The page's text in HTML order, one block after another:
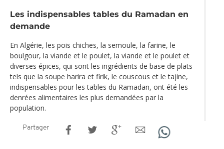
Les indispensables tables du Ramadan en
demande
En Algérie, les pois chiches, la semoule, la farine, le
boulgour, la viande et le poulet, la viande et le poulet et
diverses épices, qui sont les ingrédients de base de plats
tels que la soupe harira et firik, le couscous et le tajine,
indispensables pour les tables du Ramadan, ont été les
denrées alimentaires les plus demandées par la
population.
Partager